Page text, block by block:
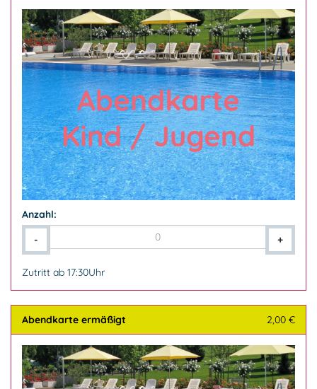
Anzahl:
-
+
Zutritt ab 17:30Uhr
Abendkarte ermäßigt 2,00 €